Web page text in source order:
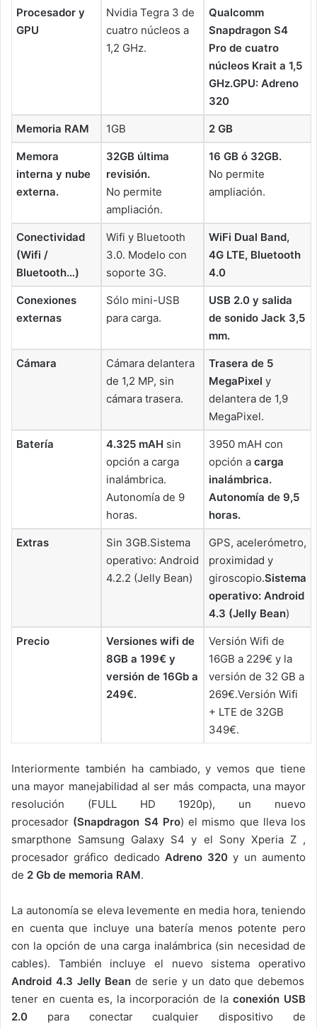
Procesador y
GPU
Nvidia Tegra 3 de
cuatro núcleos a
1,2 GHz.
Qualcomm
Snapdragon S4
Pro de cuatro
núcleos Krait a 1,5
GHz.GPU: Adreno
320
Memoria RAM 1GB 2 GB
Memora
interna y nube
externa.
32GB última
revisión.
No permite
ampliación.
16 GB ó 32GB.
No permite
ampliación.
Conectividad
(Wifi /
Bluetooth…)
Wifi y Bluetooth
3.0. Modelo con
soporte 3G.
WiFi Dual Band,
4G LTE, Bluetooth
4.0
Conexiones
externas
Sólo mini-USB
para carga.
USB 2.0 y salida
de sonido Jack 3,5
mm.
Cámara
Cámara delantera
de 1,2 MP, sin
cámara trasera.
Trasera de 5
MegaPixel y
delantera de 1,9
MegaPixel.
Batería 4.325 mAH sin
opción a carga
inalámbrica.
Autonomía de 9
horas.
3950 mAH con
opción a carga
inalámbrica.
Autonomía de 9,5
horas.
Extras Sin 3GB.Sistema
operativo: Android
4.2.2 (Jelly Bean)
GPS, acelerómetro,
proximidad y
giroscopio.Sistema
operativo: Android
4.3 (Jelly Bean)
Precio
Versiones wifi de
8GB a 199€ y
versión de 16Gb a
249€.
Versión Wifi de
16GB a 229€ y la
versión de 32 GB a
269€.Versión Wifi
+ LTE de 32GB
349€.
Interiormente también ha cambiado, y vemos que tiene
una mayor manejabilidad al ser más compacta, una mayor
resolución (FULL HD 1920p), un nuevo
procesador (Snapdragon S4 Pro) el mismo que lleva los
smarpthone Samsung Galaxy S4 y el Sony Xperia Z ,
procesador gráfico dedicado Adreno 320 y un aumento
de 2 Gb de memoria RAM.
La autonomía se eleva levemente en media hora, teniendo
en cuenta que incluye una batería menos potente pero
con la opción de una carga inalámbrica (sin necesidad de
cables). También incluye el nuevo sistema operativo
Android 4.3 Jelly Bean de serie y un dato que debemos
tener en cuenta es, la incorporación de la conexión USB
2.0 para conectar cualquier dispositivo de